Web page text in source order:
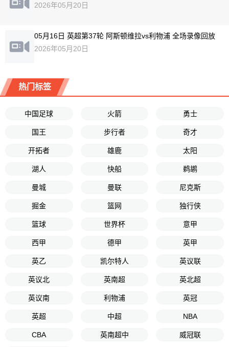
2026年05月20日
05月16日 英超第37轮 阿斯顿维拉vs利物浦 全场录像回放
2026年05月20日
热门标签
中国足球 火箭 勇士
国王 步行者 奇才
开拓者 雄鹿 太阳
湖人 快船 鹈鹕
曼城 曼联 尼克斯
掘金 篮网 独行侠
篮球 世界杯 意甲
西甲 德甲 英甲
英乙 凯尔特人 英议联
英议北 英南超 英北超
英议南 利物浦 英冠
英超 中超 NBA
CBA 英南超中 威冠联